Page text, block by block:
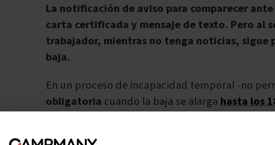
La notificación de aviso para comparecer
carta certificada y mensaje de texto. Pero al
trabajador, mientras no tenga noticias, sigue
baja.
En un proceso de incapacidad temporal -no
obligatoria cuando la baja se alarga hasta los